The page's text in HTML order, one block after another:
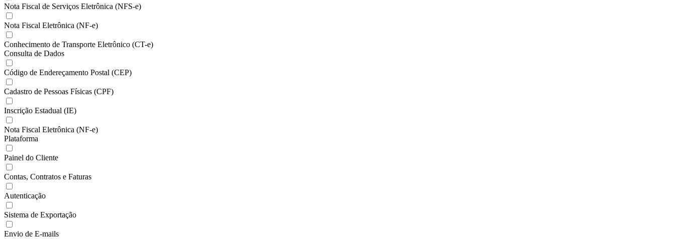
Nota Fiscal de Serviços Eletrônica (NFS-e)
Nota Fiscal Eletrônica (NF-e)
Conhecimento de Transporte Eletrônico (CT-e)
Consulta de Dados
Código de Endereçamento Postal (CEP)
Cadastro de Pessoas Físicas (CPF)
Inscrição Estadual (IE)
Nota Fiscal Eletrônica (NF-e)
Plataforma
Painel do Cliente
Contas, Contratos e Faturas
Autenticação
Sistema de Exportação
Envio de E-mails